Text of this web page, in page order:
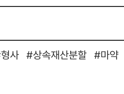
형사 상속재산분할 마약